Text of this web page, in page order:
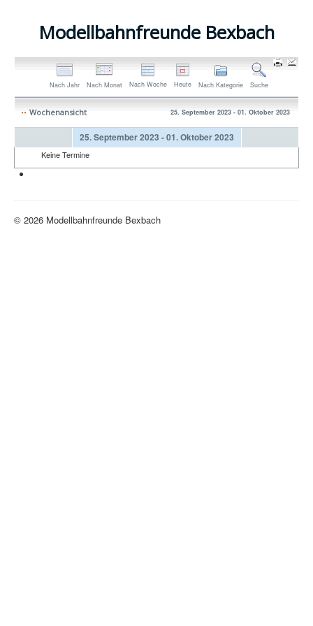
Modellbahnfreunde Bexbach
Nach Jahr Nach Monat Nach Woche Heute Nach Kategorie Suche
Wochenansicht 25. September 2023 - 01. Oktober 2023
25. September 2023 - 01. Oktober 2023
Keine Termine
© 2026 Modellbahnfreunde Bexbach